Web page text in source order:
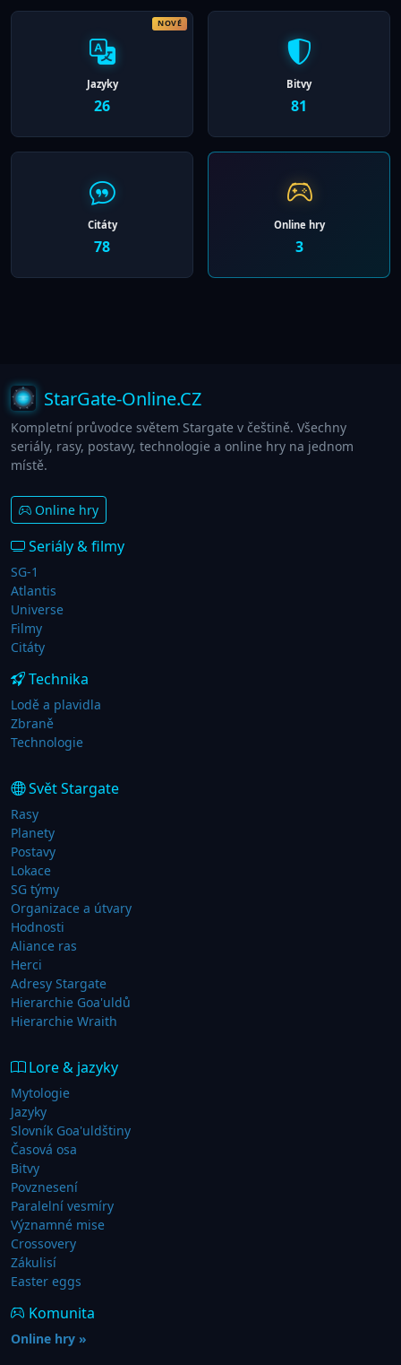
Jazyky
26
Bitvy
81
Citáty
78
Online hry
3
StarGate-Online.CZ
Kompletní průvodce světem Stargate v češtině. Všechny
seriály, rasy, postavy, technologie a online hry na jednom
místě.
Online hry
Seriály & filmy
SG-1
Atlantis
Universe
Filmy
Citáty
Technika
Lodě a plavidla
Zbraně
Technologie
Svět Stargate
Rasy
Planety
Postavy
Lokace
SG týmy
Organizace a útvary
Hodnosti
Aliance ras
Herci
Adresy Stargate
Hierarchie Goa'uldů
Hierarchie Wraith
Lore & jazyky
Mytologie
Jazyky
Slovník Goa'uldštiny
Časová osa
Bitvy
Povznesení
Paralelní vesmíry
Významné mise
Crossovery
Zákulisí
Easter eggs
Komunita
Online hry »